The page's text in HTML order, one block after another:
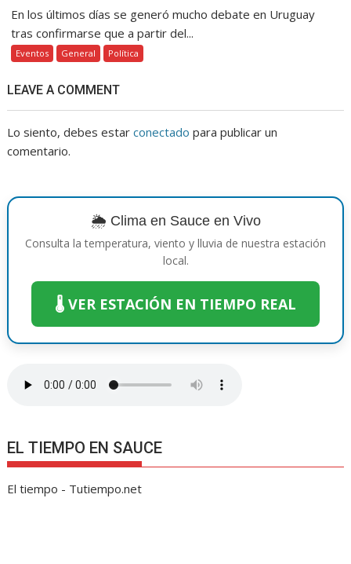
En los últimos días se generó mucho debate en Uruguay
tras confirmarse que a partir del...
Eventos General Política
LEAVE A COMMENT
Lo siento, debes estarconectado para publicar un
comentario.
🌦️ Clima en Sauce en Vivo
Consulta la temperatura, viento y lluvia de nuestra estación
local.
🌡️ VER ESTACIÓN EN TIEMPO REAL
EL TIEMPO EN SAUCE
El tiempo - Tutiempo.net